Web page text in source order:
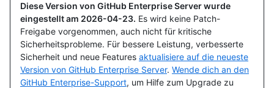
Diese Version von GitHub Enterprise Server wurde
eingestellt am 2026-04-23. Es wird keine Patch-
Freigabe vorgenommen, auch nicht für kritische
Sicherheitsprobleme. Für bessere Leistung, verbesserte
Sicherheit und neue Features aktualisiere auf die neueste
Version von GitHub Enterprise Server. Wende dich an den
GitHub Enterprise-Support, um Hilfe zum Upgrade zu